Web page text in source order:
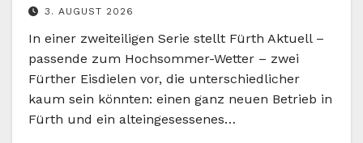
3. AUGUST 2026
In einer zweiteiligen Serie stellt Fürth Aktuell –
passende zum Hochsommer-Wetter – zwei
Fürther Eisdielen vor, die unterschiedlicher
kaum sein könnten: einen ganz neuen Betrieb in
Fürth und ein alteingesessenes…